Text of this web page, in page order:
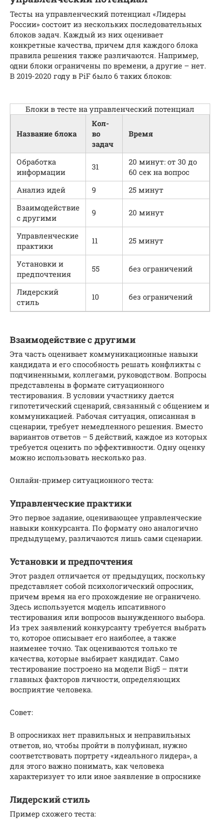
Тесты на управленческий потенциал «Лидеры
России» состоит из нескольких последовательных
блоков задач. Каждый из них оценивает
конкретные качества, причем для каждого блока
правила решения также различаются. Например,
одни блоки ограничены по времени, а другие – нет.
В 2019-2020 году в PiF было 6 таких блоков:
Блоки в тесте на управленческий потенциал
Название блока
Кол-
во
задач
Время
Обработка
информации
31
20 минут: от 30 до
60 сек на вопрос
Анализ идей
9
25 минут
Взаимодействие
с другими
9 20 минут
Управленческие
практики
11 25 минут
Установки и
предпочтения
55 без ограничений
Лидерский
стиль
10 без ограничений
Взаимодействие с другими
Эта часть оценивает коммуникационные навыки
кандидата и его способность решать конфликты с
подчиненными, коллегами, руководством. Вопросы
представлены в формате ситуационного
тестирования. В условии участнику дается
гипотетический сценарий, связанный с общением и
коммуникацией. Рабочая ситуация, описанная в
сценарии, требует немедленного решения. Вместо
вариантов ответов – 5 действий, каждое из которых
требуется оценить по эффективности. Одну оценку
можно использовать несколько раз.
Онлайн-пример ситуационного теста:
Управленческие практики
Это первое задание, оценивающее управленческие
навыки конкурсанта. По формату оно аналогично
предыдущему, различаются лишь сами сценарии.
Установки и предпочтения
Этот раздел отличается от предыдущих, поскольку
представляет собой психологический опросник,
причем время на его прохождение не ограничено.
Здесь используется модель ипсативного
тестирования или вопросов вынужденного выбора.
Из трех заявлений конкурсанту требуется выбрать
то, которое описывает его наиболее, а также
наименее точно. Так оцениваются только те
качества, которые выбирает кандидат. Само
тестирование построено на модели Big5 – пяти
главных факторов личности, определяющих
восприятие человека.
Совет:
В опросниках нет правильных и неправильных
ответов, но, чтобы пройти в полуфинал, нужно
соответствовать портрету «идеального лидера», а
для этого важно понимать, как человека
характеризует то или иное заявление в опроснике
Лидерский стиль
Пример схожего теста: